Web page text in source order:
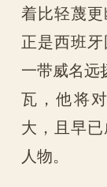
着比轻蔑
正是西班
一带威名远
瓦，他将
大，且早
人物。